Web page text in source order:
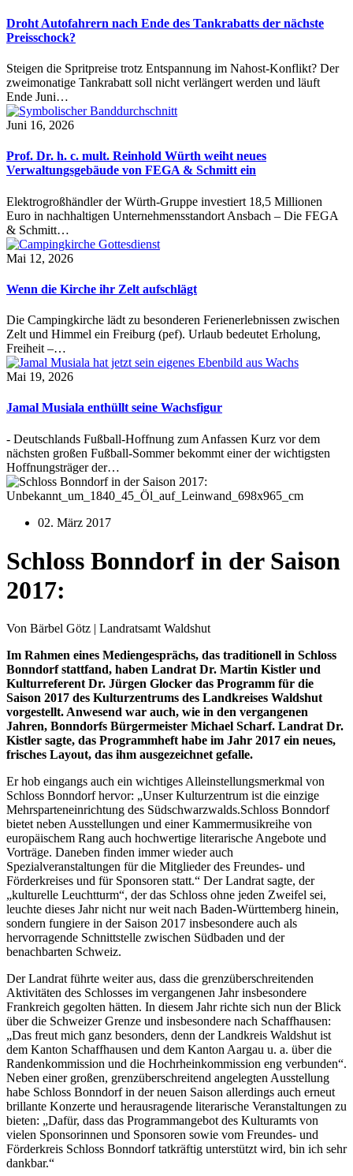
Droht Autofahrern nach Ende des Tankrabatts der nächste
Preisschock?
Steigen die Spritpreise trotz Entspannung im Nahost-Konflikt? Der
zweimonatige Tankrabatt soll nicht verlängert werden und läuft
Ende Juni…
Juni 16, 2026
Prof. Dr. h. c. mult. Reinhold Würth weiht neues
Verwaltungsgebäude von FEGA & Schmitt ein
Elektrogroßhändler der Würth-Gruppe investiert 18,5 Millionen
Euro in nachhaltigen Unternehmensstandort Ansbach – Die FEGA
& Schmitt…
Mai 12, 2026
Wenn die Kirche ihr Zelt aufschlägt
Die Campingkirche lädt zu besonderen Ferienerlebnissen zwischen
Zelt und Himmel ein Freiburg (pef). Urlaub bedeutet Erholung,
Freiheit –…
Mai 19, 2026
Jamal Musiala enthüllt seine Wachsfigur
- Deutschlands Fußball-Hoffnung zum Anfassen Kurz vor dem
nächsten großen Fußball-Sommer bekommt einer der wichtigsten
Hoffnungsträger der…
Unbekannt_um_1840_45_Öl_auf_Leinwand_698x965_cm
02. März 2017
Schloss Bonndorf in der Saison
2017:
Von Bärbel Götz | Landratsamt Waldshut
Im Rahmen eines Mediengesprächs, das traditionell in Schloss
Bonndorf stattfand, haben Landrat Dr. Martin Kistler und
Kulturreferent Dr. Jürgen Glocker das Programm für die
Saison 2017 des Kulturzentrums des Landkreises Waldshut
vorgestellt. Anwesend war auch, wie in den vergangenen
Jahren, Bonndorfs Bürgermeister Michael Scharf. Landrat Dr.
Kistler sagte, das Programmheft habe im Jahr 2017 ein neues,
frisches Layout, das ihm ausgezeichnet gefalle.
Er hob eingangs auch ein wichtiges Alleinstellungsmerkmal von
Schloss Bonndorf hervor: „Unser Kulturzentrum ist die einzige
Mehrsparteneinrichtung des Südschwarzwalds.Schloss Bonndorf
bietet neben Ausstellungen und einer Kammermusikreihe von
europäischem Rang auch hochwertige literarische Angebote und
Vorträge. Daneben finden immer wieder auch
Spezialveranstaltungen für die Mitglieder des Freundes- und
Förderkreises und für Sponsoren statt.“ Der Landrat sagte, der
„kulturelle Leuchtturm“, der das Schloss ohne jeden Zweifel sei,
leuchte dieses Jahr nicht nur weit nach Baden-Württemberg hinein,
sondern fungiere in der Saison 2017 insbesondere auch als
hervorragende Schnittstelle zwischen Südbaden und der
benachbarten Schweiz.
Der Landrat führte weiter aus, dass die grenzüberschreitenden
Aktivitäten des Schlosses im vergangenen Jahr insbesondere
Frankreich gegolten hätten. In diesem Jahr richte sich nun der Blick
über die Schweizer Grenze und insbesondere nach Schaffhausen:
„Das freut mich ganz besonders, denn der Landkreis Waldshut ist
dem Kanton Schaffhausen und dem Kanton Aargau u. a. über die
Randenkommission und die Hochrheinkommission eng verbunden“.
Neben einer großen, grenzüberschreitend angelegten Ausstellung
habe Schloss Bonndorf in der neuen Saison allerdings auch erneut
brillante Konzerte und herausragende literarische Veranstaltungen zu
bieten: „Dafür, dass das Programmangebot des Kulturamts von
vielen Sponsorinnen und Sponsoren sowie vom Freundes- und
Förderkreis Schloss Bonndorf tatkräftig unterstützt wird, bin ich sehr
dankbar.“